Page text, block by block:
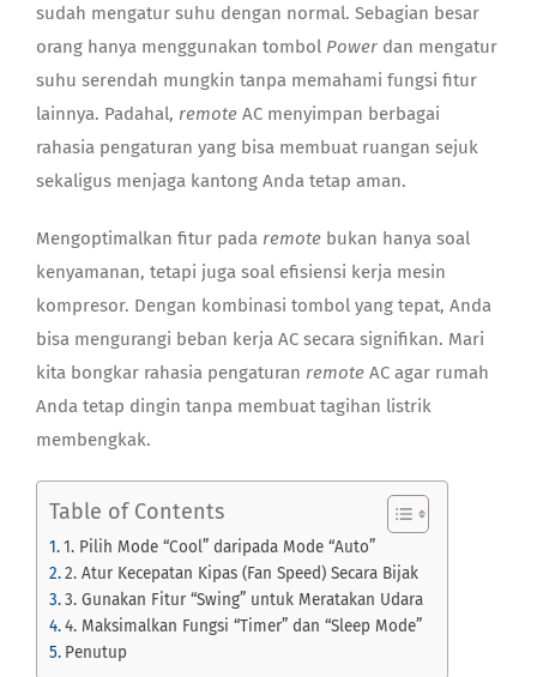
sudah mengatur suhu dengan normal. Sebagian besar
orang hanya menggunakan tombol Power dan mengatur
suhu serendah mungkin tanpa memahami fungsi fitur
lainnya. Padahal, remote AC menyimpan berbagai
rahasia pengaturan yang bisa membuat ruangan sejuk
sekaligus menjaga kantong Anda tetap aman.
Mengoptimalkan fitur pada remote bukan hanya soal
kenyamanan, tetapi juga soal efisiensi kerja mesin
kompresor. Dengan kombinasi tombol yang tepat, Anda
bisa mengurangi beban kerja AC secara signifikan. Mari
kita bongkar rahasia pengaturan remote AC agar rumah
Anda tetap dingin tanpa membuat tagihan listrik
membengkak.
Table of Contents
1. Pilih Mode “Cool” daripada Mode “Auto”
2. Atur Kecepatan Kipas (Fan Speed) Secara Bijak
3. Gunakan Fitur “Swing” untuk Meratakan Udara
4. Maksimalkan Fungsi “Timer” dan “Sleep Mode”
Penutup